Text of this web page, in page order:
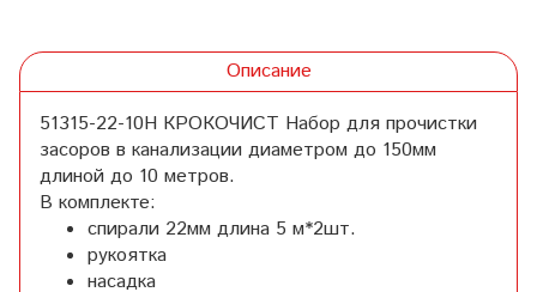
Описание
51315-22-10Н КРОКОЧИСТ Набор для прочистки
засоров в канализации диаметром до 150мм
длиной до 10 метров.
В комплекте:
спирали 22мм длина 5 м*2шт.
рукоятка
насадка